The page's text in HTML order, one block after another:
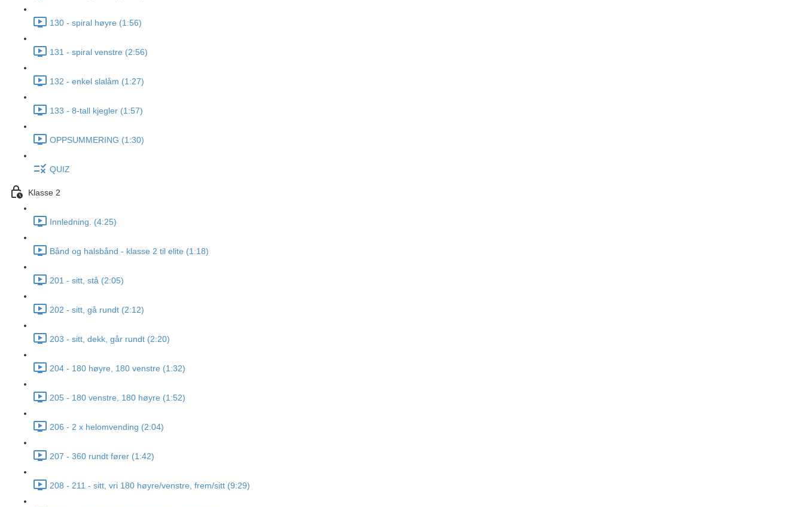
130 - spiral høyre (1:56)
131 - spiral venstre (2:56)
132 - enkel slalåm (1:27)
133 - 8-tall kjegler (1:57)
OPPSUMMERING (1:30)
QUIZ
Klasse 2
Innledning. (4:25)
Bånd og halsbånd - klasse 2 til elite (1:18)
201 - sitt, stå (2:05)
202 - sitt, gå rundt (2:12)
203 - sitt, dekk, går rundt (2:20)
204 - 180 høyre, 180 venstre (1:32)
205 - 180 venstre, 180 høyre (1:52)
206 - 2 x helomvending (2:04)
207 - 360 rundt fører (1:42)
208 - 211 - sitt, vri 180 høyre/venstre, frem/sitt (9:29)